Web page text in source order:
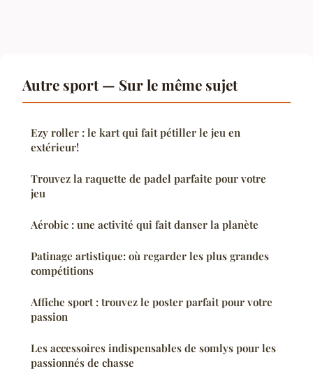
Autre sport — Sur le même sujet
Ezy roller : le kart qui fait pétiller le jeu en
extérieur!
Trouvez la raquette de padel parfaite pour votre
jeu
Aérobic : une activité qui fait danser la planète
Patinage artistique: où regarder les plus grandes
compétitions
Affiche sport : trouvez le poster parfait pour votre
passion
Les accessoires indispensables de somlys pour les
passionnés de chasse